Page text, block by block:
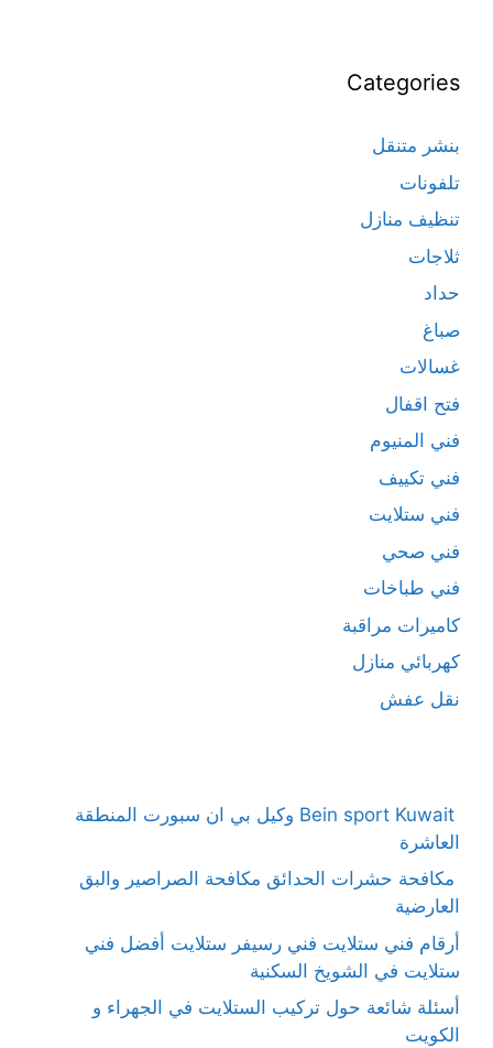
Categories
بنشر متنقل
تلفونات
تنظيف منازل
ثلاجات
حداد
صباغ
غسالات
فتح اقفال
فني المنيوم
فني تكييف
فني ستلايت
فني صحي
فني طباخات
كاميرات مراقبة
كهربائي منازل
نقل عفش
Bein sport Kuwait وكيل بي ان سبورت المنطقة
العاشرة
مكافحة حشرات الحدائق مكافحة الصراصير والبق
العارضية
أرقام فني ستلايت فني رسيفر ستلايت أفضل فني
ستلايت في الشويخ السكنية
أسئلة شائعة حول تركيب الستلايت في الجهراء و
الكويت